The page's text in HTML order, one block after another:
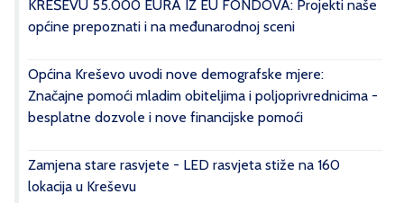
KREŠEVU 55.000 EURA IZ EU FONDOVA: Projekti naše
općine prepoznati i na međunarodnoj sceni
Općina Kreševo uvodi nove demografske mjere:
Značajne pomoći mladim obiteljima i poljoprivrednicima -
besplatne dozvole i nove financijske pomoći
Zamjena stare rasvjete - LED rasvjeta stiže na 160
lokacija u Kreševu